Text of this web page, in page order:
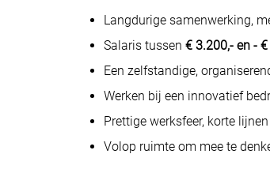
Langdurige samenwerking,
Salaris tussen € 3.200,- en -
Een zelfstandige,
Werken bij een innovatief
Prettige werksfeer, korte
Volop ruimte om mee te